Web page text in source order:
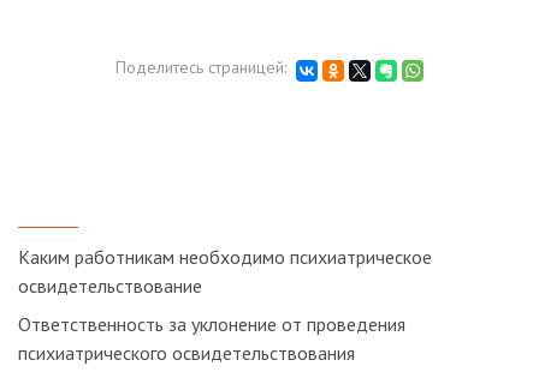
Поделитесь страницей:
Каким работникам необходимо психиатрическое
освидетельствование
Ответственность за уклонение от проведения
психиатрического освидетельствования